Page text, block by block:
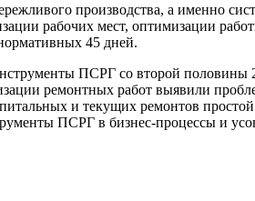
производства, а именно
рабочих мест, оптимизации
45 дней.
ПСРГ со второй
ремонтных работ выявили
и текущих ремонтов
ПСРГ в бизнес-процессы и